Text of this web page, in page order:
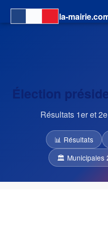
la-
Élection
Résultats 1er et
📊 Résultats
🏛 Municipales